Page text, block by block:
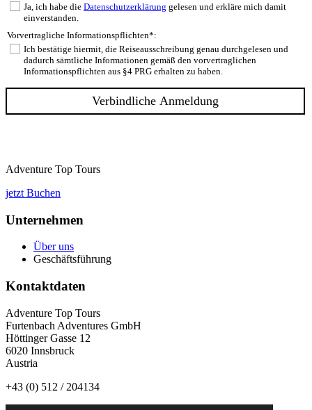
Ja, ich habe die Datenschutzerklärung gelesen und erkläre mich damit
einverstanden.
Vorvertragliche Informationspflichten*:
Ich bestätige hiermit, die Reiseausschreibung genau durchgelesen und
dadurch sämtliche Informationen gemäß den vorvertraglichen
Informationspflichten aus §4 PRG erhalten zu haben.
Adventure Top Tours
jetzt Buchen
Unternehmen
Über uns
Geschäftsführung
Kontaktdaten
Adventure Top Tours
Furtenbach Adventures GmbH
Höttinger Gasse 12
6020 Innsbruck
Austria
+43 (0) 512 / 204134